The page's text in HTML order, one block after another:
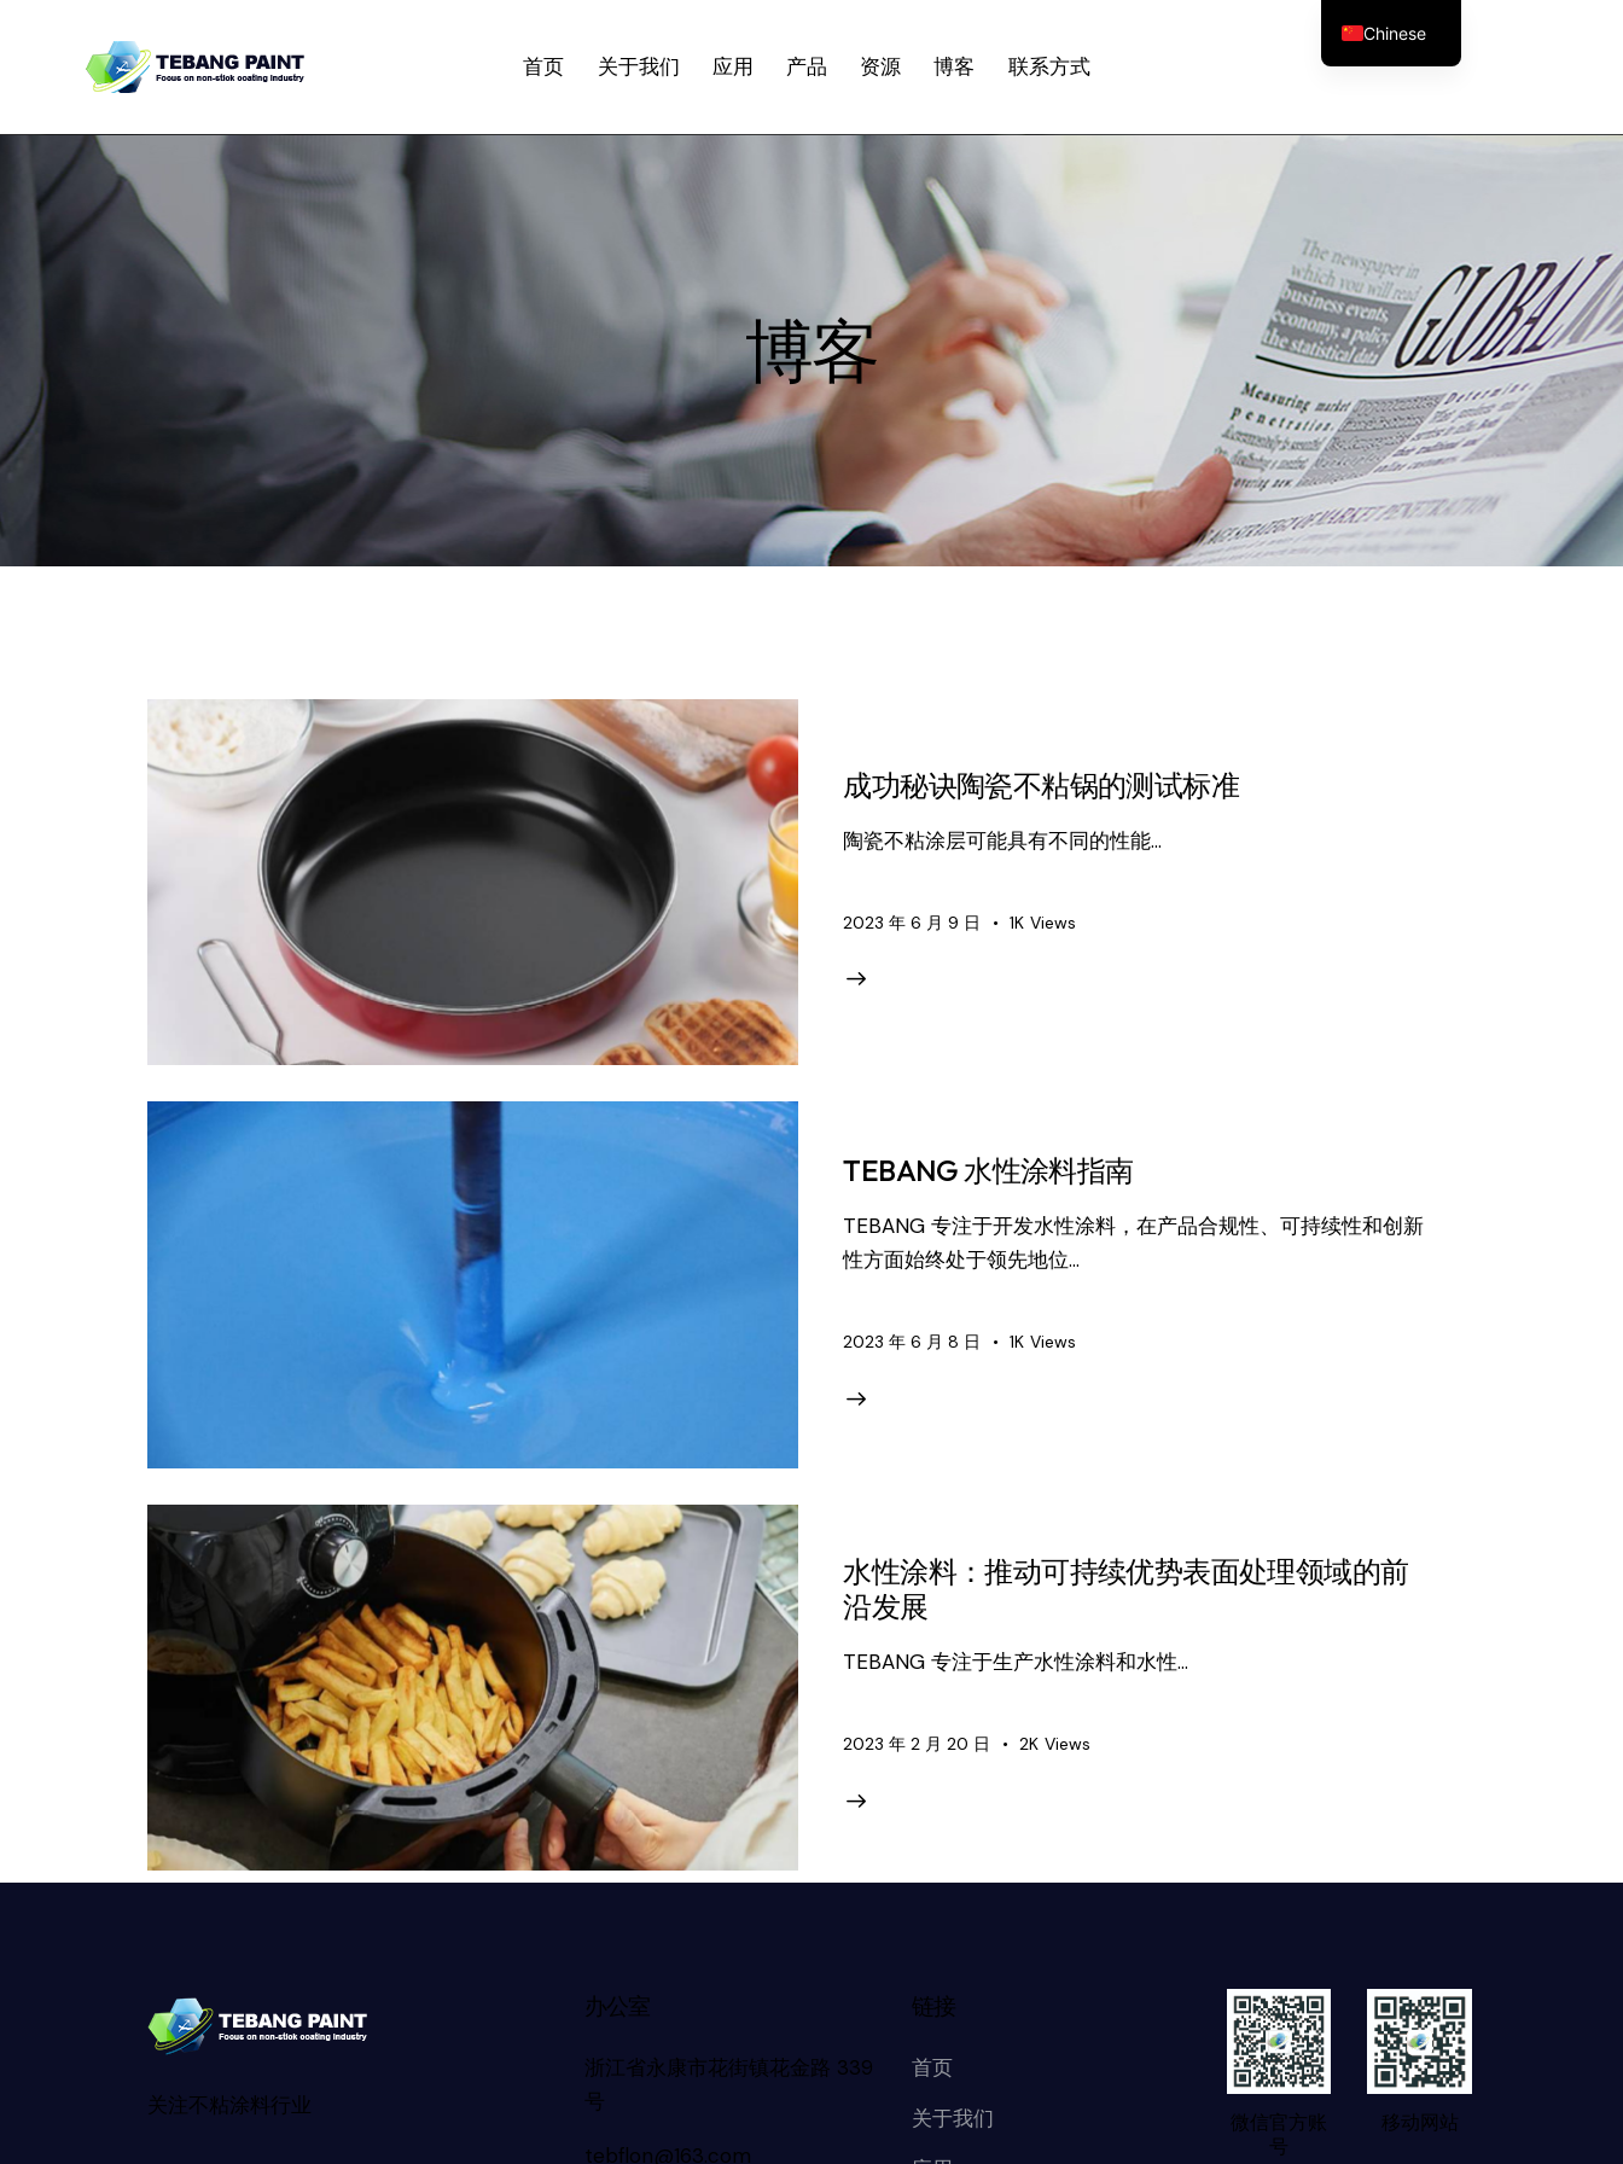
首页 关于我们 应用 产品 资源 博客 联系方式
博客
成功秘诀陶瓷不粘锅的测试标准
陶瓷不粘涂层可能具有不同的性能...
2023 年 6 月 9 日 1K Views
TEBANG 水性涂料指南
TEBANG 专注于开发水性涂料，在产品合规性、可持续性和创新
性方面始终处于领先地位...
2023 年 6 月 8 日 1K Views
水性涂料：推动可持续优势表面处理领域的前
沿发展
TEBANG 专注于生产水性涂料和水性...
2023 年 2 月 20 日 2K Views
关注不粘涂料行业
办公室
浙江省永康市花街镇花金路 339
号
tebflon@163.com
链接
首页
关于我们
微信官方账
号
移动网站
Chinese